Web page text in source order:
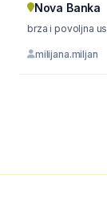
Nova Banka
brza i povoljna
milijana.miljan